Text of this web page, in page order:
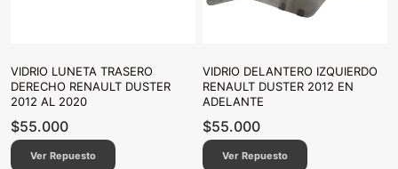
VIDRIO LUNETA TRASERO
DERECHO RENAULT DUSTER
2012 AL 2020
$55.000
Ver Repuesto
VIDRIO DELANTERO IZQUIERDO
RENAULT DUSTER 2012 EN
ADELANTE
$55.000
Ver Repuesto